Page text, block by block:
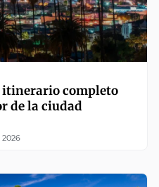
itinerario completo
de la ciudad
2026